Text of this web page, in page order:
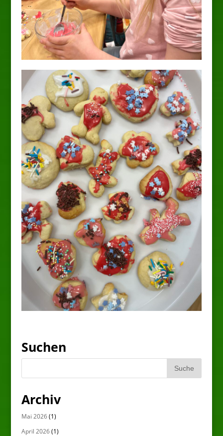
Suchen
Archiv
Mai 2026(1)
April 2026(1)